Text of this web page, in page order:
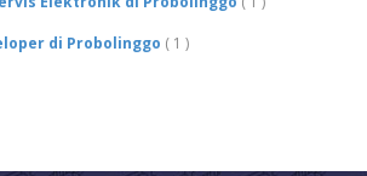
di Probolinggo ( 1 )